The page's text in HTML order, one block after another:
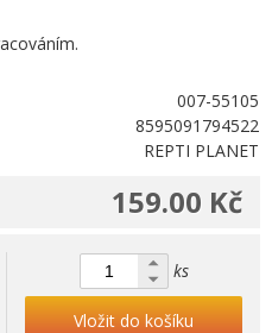
007-55105
8595091794522
REPTI PLANET
159.00 Kč
ks
Vložit do košíku